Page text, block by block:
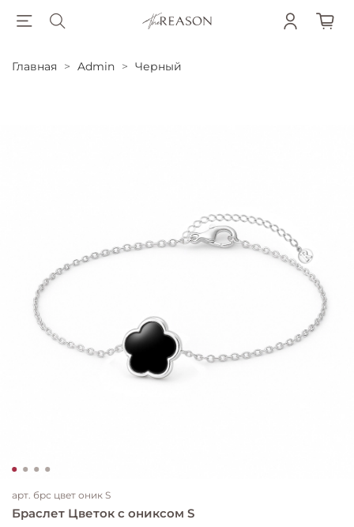
Главная Admin Черный
арт. брс цвет оник S
Браслет Цветок с ониксом S